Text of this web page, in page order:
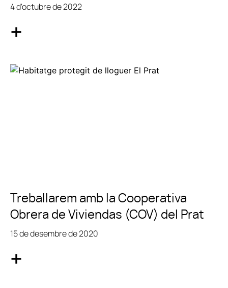
4 d'octubre de 2022
+
Treballarem amb la Cooperativa
Obrera de Viviendas (COV) del Prat
15 de desembre de 2020
+